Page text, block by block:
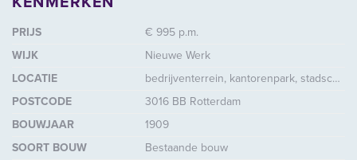
PRIJS
€ 995 p.m.
WIJK
Nieuwe Werk
LOCATIE
bedrijventerrein, kantorenpark, stadscentrum / dorpskern, winkelcentrum, woonomgeving, elders
POSTCODE
3016 BB Rotterdam
BOUWJAAR
1909
SOORT BOUW
Bestaande bouw